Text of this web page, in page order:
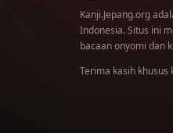
Kanji.Jepang.org
Indonesia. Situs ini
bacaan onyomi dan
Terima kasih khusus